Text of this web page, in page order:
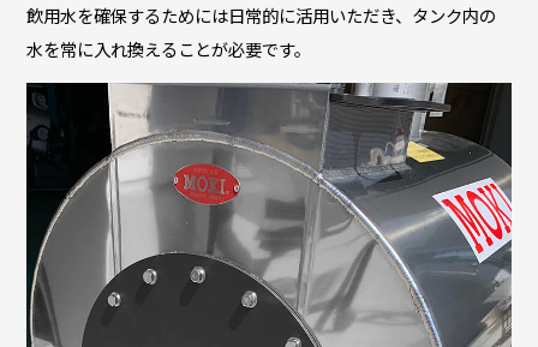
飲用水を確保するためには日常的に活用いただき、タンク内の
水を常に入れ換えることが必要です。